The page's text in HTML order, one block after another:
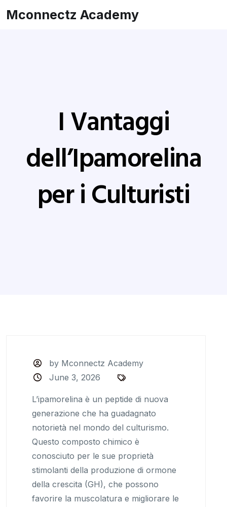
Mconnectz Academy
I Vantaggi
dell’Ipamorelina
per i Culturisti
by Mconnectz Academy
June 3, 2026
L’ipamorelina è un peptide di nuova
generazione che ha guadagnato
notorietà nel mondo del culturismo.
Questo composto chimico è
conosciuto per le sue proprietà
stimolanti della produzione di ormone
della crescita (GH), che possono
favorire la muscolatura e migliorare le